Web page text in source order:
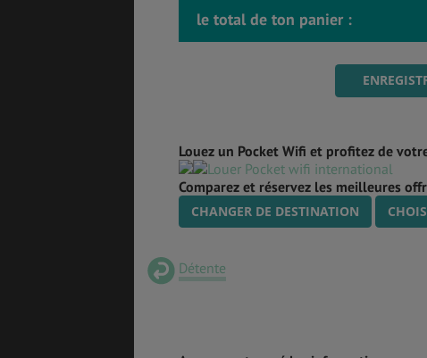
le total de ton panier :
Louez un Pocket Wifi et profitez de
Comparez et réservez les meilleures
CHANGER DE DESTINATION
Détente